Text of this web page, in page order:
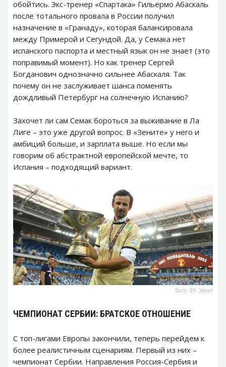
обойтись. Экс-тренер «Спартака» Гильермо Абаскаль
после тотального провала в России получил
назначение в «Гранаду», которая балансировала
между Примерой и Сегундой. Да, у Семака нет
испанского паспорта и местный язык он не знает (это
поправимый момент). Но как тренер Сергей
Богданович однозначно сильнее Абаскаля. Так
почему он не заслуживает шанса поменять
дождливый Петербург на солнечную Испанию?
Захочет ли сам Семак бороться за выживание в Ла
Лиге – это уже другой вопрос. В «Зените» у него и
амбиций больше, и зарплата выше. Но если мы
говорим об абстрактной европейской мечте, то
Испания – подходящий вариант.
Фото: ФК Зенит
ЧЕМПИОНАТ СЕРБИИ: БРАТСКОЕ ОТНОШЕНИЕ
С топ-лигами Европы закончили, теперь перейдем к
более реалистичным сценариям. Первый из них –
чемпионат Сербии. Направления Россия-Сербия и